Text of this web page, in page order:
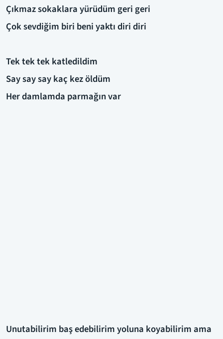
Çıkmaz sokaklara yürüdüm geri geri
Çok sevdiğim biri beni yaktı diri diri
Tek tek tek katledildim
Say say say kaç kez öldüm
Her damlamda parmağın var
Unutabilirim baş edebilirim yoluna koyabilirim ama